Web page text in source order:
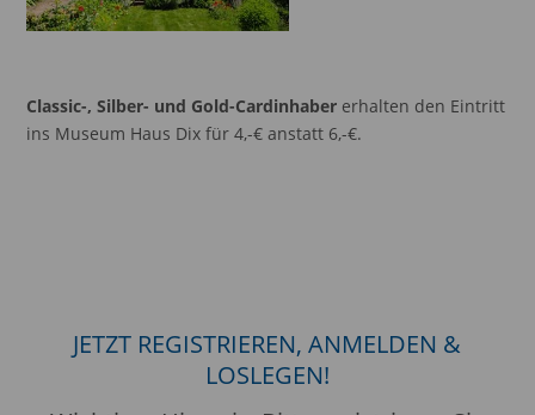
Classic-, Silber- und Gold-Cardinhaber erhalten den Eintritt
ins Museum Haus Dix für 4,-€ anstatt 6,-€.
JETZT REGISTRIEREN, ANMELDEN &
LOSLEGEN!